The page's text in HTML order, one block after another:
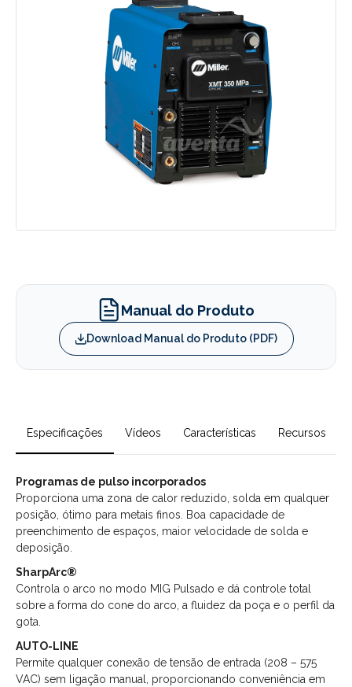
Manual do Produto
Download Manual do Produto (PDF)
Especificações Vídeos Características Recursos
Programas de pulso incorporados
Proporciona uma zona de calor reduzido, solda em qualquer
posição, ótimo para metais finos. Boa capacidade de
preenchimento de espaços, maior velocidade de solda e
deposição.
SharpArc®
Controla o arco no modo MIG Pulsado e dá controle total
sobre a forma do cone do arco, a fluidez da poça e o perfil da
gota.
AUTO-LINE
Permite qualquer conexão de tensão de entrada (208 – 575
VAC) sem ligação manual, proporcionando conveniência em